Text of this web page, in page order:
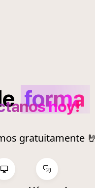
forma
hoy!
gratuitamente 🤘